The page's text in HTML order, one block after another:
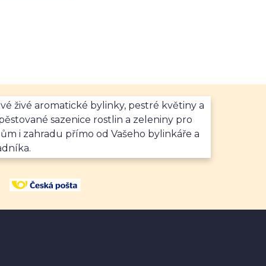
živé aromatické bylinky, pestré květiny a
sazenice rostlin a zeleniny pro
i zahradu přímo od Vašeho bylinkáře a